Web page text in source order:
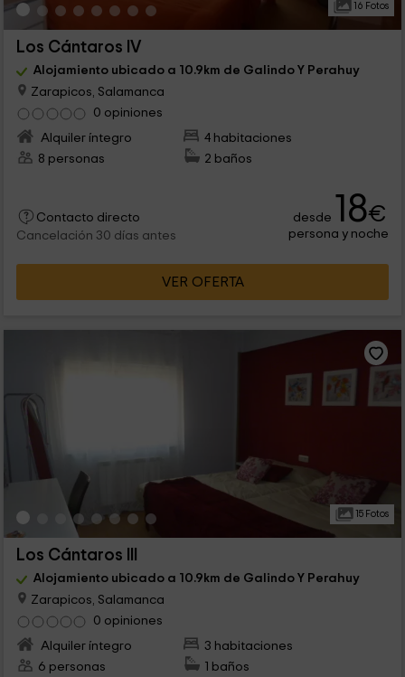
16 Fotos
Los Cántaros IV
Alojamiento ubicado a 10.9km de Galindo Y Perahuy
Zarapicos, Salamanca
0 opiniones
Alquiler íntegro
4 habitaciones
8 personas
2 baños
Contacto directo
Cancelación 30 días antes
desde 18€
persona y noche
VER OFERTA
15 Fotos
Los Cántaros III
Alojamiento ubicado a 10.9km de Galindo Y Perahuy
Zarapicos, Salamanca
0 opiniones
Alquiler íntegro
3 habitaciones
6 personas
1 baños